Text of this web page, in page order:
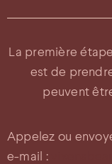
La première
est de
peuvent
Appelez ou
e-mail :